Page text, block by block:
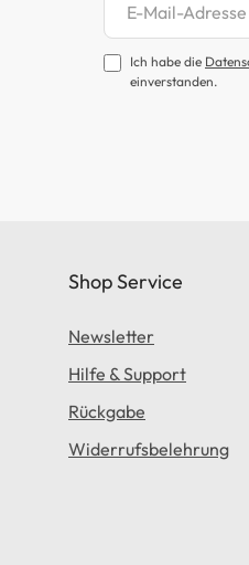
Ich habe die
einverstanden.
Shop Service
Newsletter
Hilfe & Support
Rückgabe
Widerrufsbelehrung